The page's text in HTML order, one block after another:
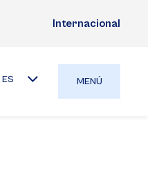
Internacional
ES MENÚ